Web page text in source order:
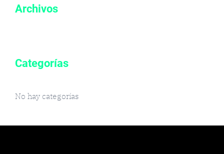
Archivos
Categorías
No hay categorías